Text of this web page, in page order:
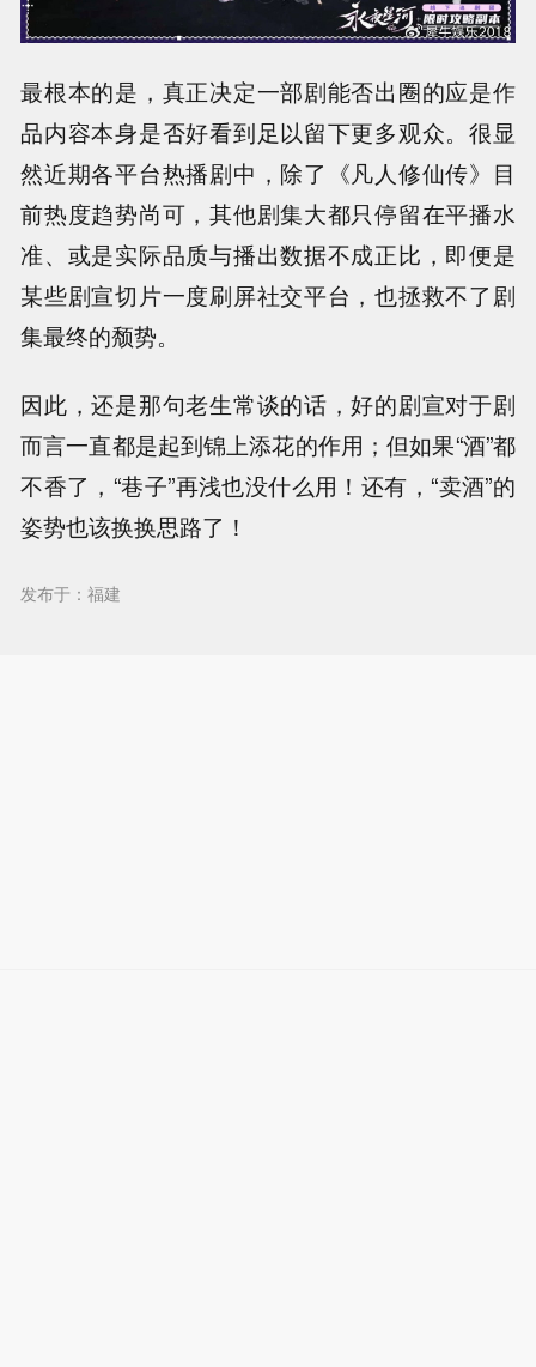
最根本的是，真正决定一部剧能否出圈的应是作
品内容本身是否好看到足以留下更多观众。很显
然近期各平台热播剧中，除了《凡人修仙传》目
前热度趋势尚可，其他剧集大都只停留在平播水
准、或是实际品质与播出数据不成正比，即便是
某些剧宣切片一度刷屏社交平台，也拯救不了剧
集最终的颓势。
因此，还是那句老生常谈的话，好的剧宣对于剧
而言一直都是起到锦上添花的作用；但如果“酒”都
不香了，“巷子”再浅也没什么用！还有，“卖酒”的
姿势也该换换思路了！
发布于：福建